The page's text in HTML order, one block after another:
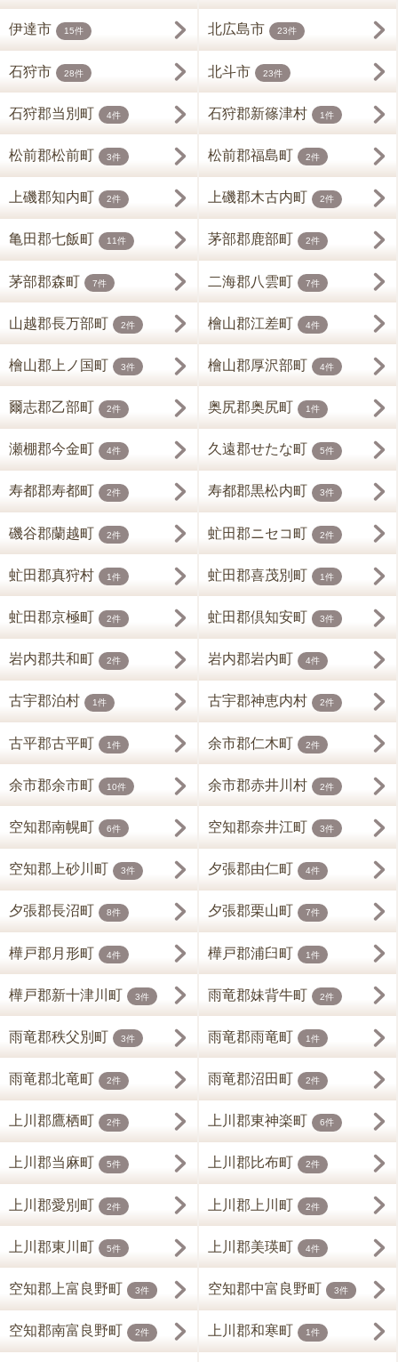
伊達市 15件 北広島市 23件
石狩市 28件 北斗市 23件
石狩郡当別町 4件 石狩郡新篠津村 1件
松前郡松前町 3件 松前郡福島町 2件
上磯郡知内町 2件 上磯郡木古内町 2件
亀田郡七飯町 11件 茅部郡鹿部町 2件
茅部郡森町 7件 二海郡八雲町 7件
山越郡長万部町 2件 檜山郡江差町 4件
檜山郡上ノ国町 3件 檜山郡厚沢部町 4件
爾志郡乙部町 2件 奥尻郡奥尻町 1件
瀬棚郡今金町 4件 久遠郡せたな町 5件
寿都郡寿都町 2件 寿都郡黒松内町 3件
磯谷郡蘭越町 2件 虻田郡ニセコ町 2件
虻田郡真狩村 1件 虻田郡喜茂別町 1件
虻田郡京極町 2件 虻田郡倶知安町 3件
岩内郡共和町 2件 岩内郡岩内町 4件
古宇郡泊村 1件 古宇郡神恵内村 2件
古平郡古平町 1件 余市郡仁木町 2件
余市郡余市町 10件 余市郡赤井川村 2件
空知郡南幌町 6件 空知郡奈井江町 3件
空知郡上砂川町 3件 夕張郡由仁町 4件
夕張郡長沼町 8件 夕張郡栗山町 7件
樺戸郡月形町 4件 樺戸郡浦臼町 1件
樺戸郡新十津川町 3件 雨竜郡妹背牛町 2件
雨竜郡秩父別町 3件 雨竜郡雨竜町 1件
雨竜郡北竜町 2件 雨竜郡沼田町 2件
上川郡鷹栖町 2件 上川郡東神楽町 6件
上川郡当麻町 5件 上川郡比布町 2件
上川郡愛別町 2件 上川郡上川町 2件
上川郡東川町 5件 上川郡美瑛町 4件
空知郡上富良野町 3件 空知郡中富良野町 3件
空知郡南富良野町 2件 上川郡和寒町 1件